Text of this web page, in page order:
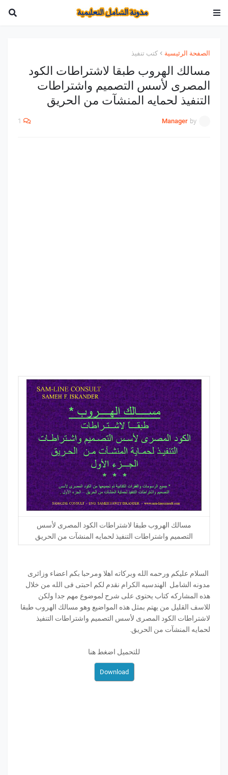
الصفحة الرئيسية كتب تنفيذ
مسالك الهروب طبقا لاشتراطات الكود
المصرى لأسس التصميم واشتراطات
التنفيذ لحمايه المنشآت من الحريق
by
Manager
1
مسالك الهروب طبقا لاشتراطات الكود المصرى لأسس
التصميم واشتراطات التنفيذ لحمايه المنشآت من الحريق
السلام عليكم ورحمه الله وبركاته اهلا ومرحبا بكم اعضاء وزائرى
مدونه الشامل الهندسيه الكرام نقدم لكم احبتى فى الله من خلال
هذه المشاركه كتاب يحتوى على شرح لموضوع مهم جدا ولكن
للاسف القليل من يهتم بمثل هذه المواضيع وهو مسالك الهروب طبقا
لاشتراطات الكود المصرى لأسس التصميم واشتراطات التنفيذ
لحمايه المنشآت من الحريق.
للتحميل اضغط هنا